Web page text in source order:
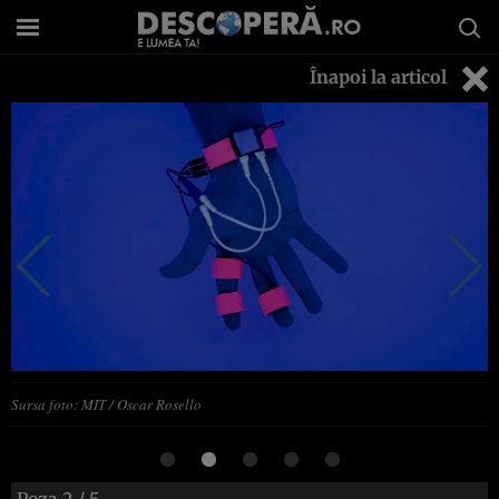
Înapoi la articol
Sursa foto: MIT / Oscar Rosello